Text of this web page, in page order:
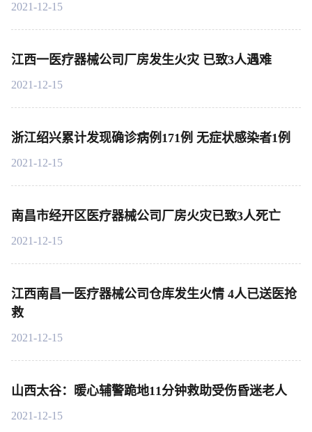
2021-12-15
江西一医疗器械公司厂房发生火灾 已致3人遇难
2021-12-15
浙江绍兴累计发现确诊病例171例 无症状感染者1例
2021-12-15
南昌市经开区医疗器械公司厂房火灾已致3人死亡
2021-12-15
江西南昌一医疗器械公司仓库发生火情 4人已送医抢
救
2021-12-15
山西太谷：暖心辅警跪地11分钟救助受伤昏迷老人
2021-12-15